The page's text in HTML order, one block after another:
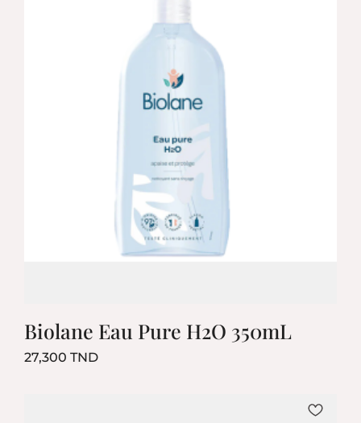
Biolane Eau Pure H2O 350mL
27,300 TNDPrix